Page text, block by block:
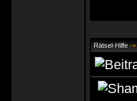
Rätsel-Hilfe ->